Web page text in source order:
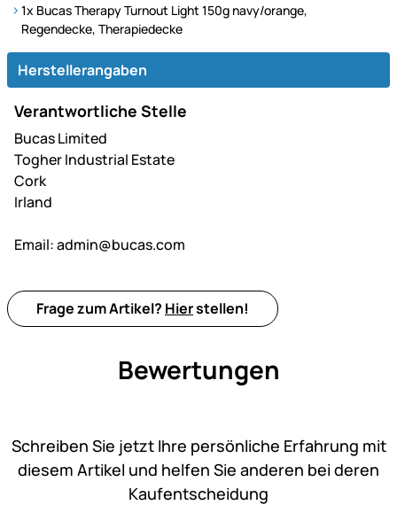
1x Bucas Therapy Turnout Light 150g navy/orange,
Regendecke, Therapiedecke
Herstellerangaben
Verantwortliche Stelle
Bucas Limited
Togher Industrial Estate
Cork
Irland
Email:admin@bucas.com
Frage zum Artikel? Hierstellen!
Bewertungen
Schreiben Sie jetzt Ihre persönliche Erfahrung mit
diesem Artikel und helfen Sie anderen bei deren
Kaufentscheidung